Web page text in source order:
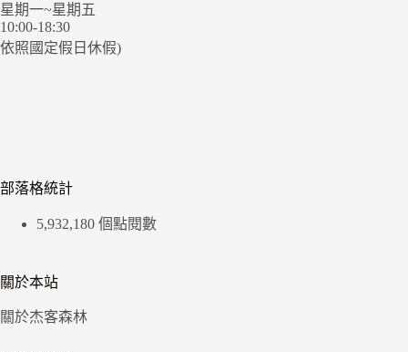
星期一~星期五
10:00-18:30
依照國定假日休假)
部落格統計
5,932,180 個點閱數
關於本站
關於杰客森林